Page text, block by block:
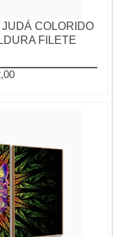
COLORIDO
FILETE